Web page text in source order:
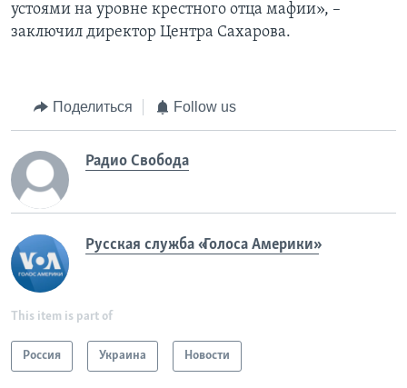
устоями на уровне крестного отца мафии», –
заключил директор Центра Сахарова.
Поделиться Follow us
Радио Свобода
Русская служба «Голоса Америки»
This item is part of
Россия Украина Новости